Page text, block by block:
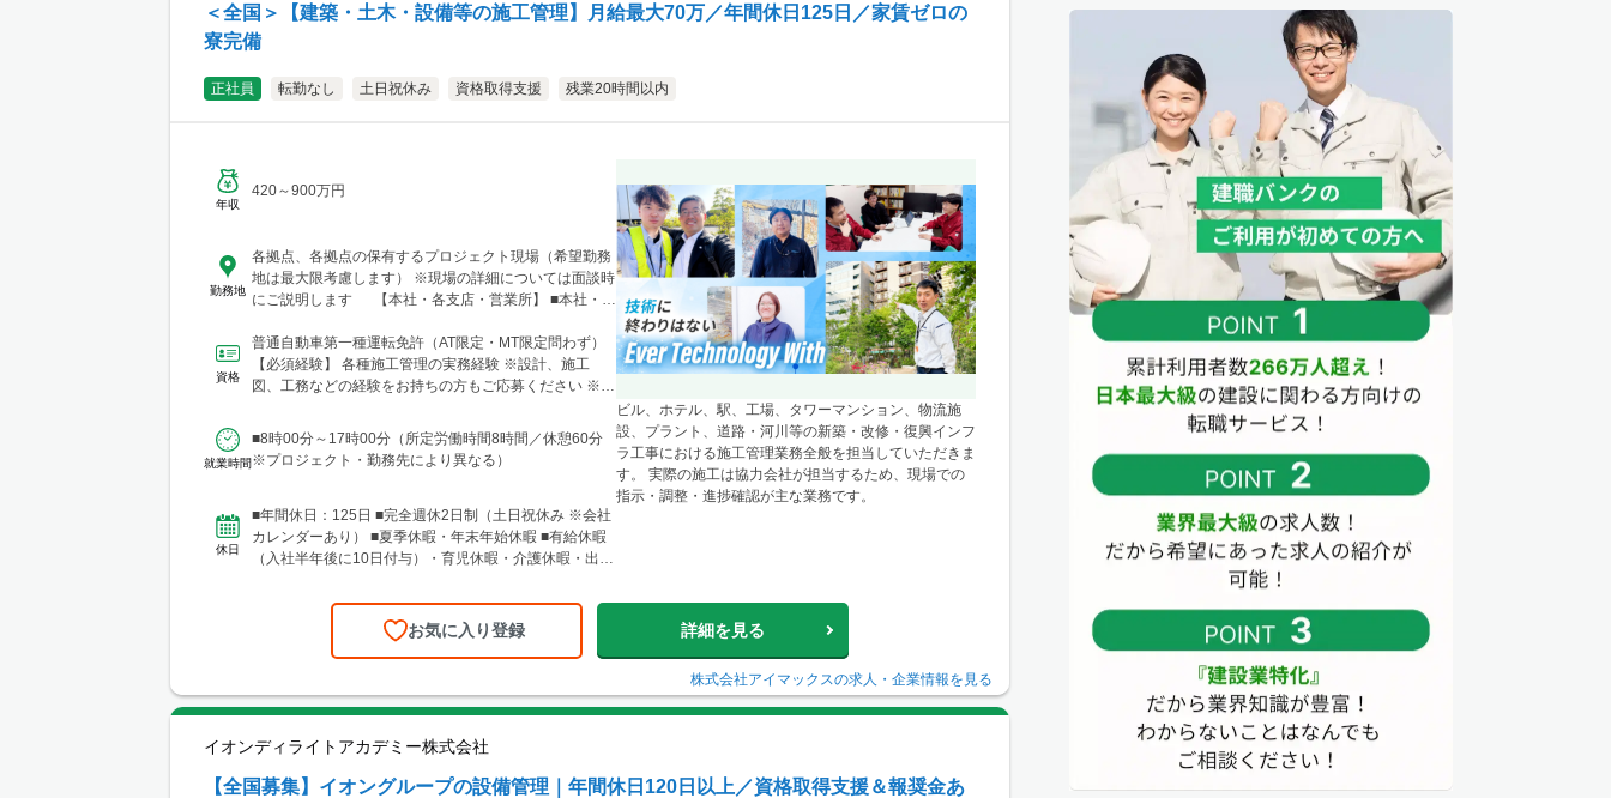
＜全国＞【建築・土木・設備等の施工管理】月給最大70万／年間休日125日／家賃ゼロの
寮完備
正社員 転勤なし 土日祝休み 資格取得支援 残業20時間以内
年収
420～900万円
勤務地
各拠点、各拠点の保有するプロジェクト現場（希望勤務
地は最大限考慮します） ※現場の詳細については面談時
にご説明します 【本社・各支店・営業所】 ■本社・関
テートメナー1055 └アクセス：京王線「新宿駅」から徒
歩5分 ※東京都を中心とした首都圏のほか、栃木・群
馬・茨城・埼玉・山梨・千葉・神奈川などに関東圏内の
区中央1丁目7-4（アーケード内） 宮城商事ビル4F ※宮
城県エリアのほか、青森・岩手・秋田・山形・福島など
に現場あり ■北日本支店 札幌営業所・建設総合技術セ
13 NKエルムビル1F └アクセス：地下鉄「北12条駅」徒
歩3分、JR「札幌駅」徒歩9分 ※札幌を中心とした道央
圏のほか、道南・道東・道北の各地区（小樽・千歳・岩
所 兵庫県神戸市中央区東町122-2 港都ビル8階 └アクセ
ス：「三宮・花時計前駅」から徒歩2分、「三宮駅」か
ら徒歩8分 ※関西、近畿圏を中心としたエリアのほか、
前第3ビル5階10号 └アクセス：阪急電鉄「大阪梅田
良好 ※関西、近畿圏を中心としたエリアのほか、東海・
北陸エリアにも現場あり。
資格
普通自動車第一種運転免許（AT限定・MT限定問わず）
【必須経験】 各種施工管理の実務経験 ※設計、施工
図、工務などの経験をお持ちの方もご応募ください ※経
就業時間
■8時00分～17時00分（所定労働時間8時間／休憩60分
※プロジェクト・勤務先により異なる）
休日
■年間休日：125日 ■完全週休2日制（土日祝休み ※会社
カレンダーあり） ■夏季休暇・年末年始休暇 ■有給休暇
（入社半年後に10日付与）・育児休暇・介護休暇・出張
ビル、ホテル、駅、工場、タワーマンション、物流施
設、プラント、道路・河川等の新築・改修・復興インフ
ラ工事における施工管理業務全般を担当していただきま
す。 実際の施工は協力会社が担当するため、現場での
指示・調整・進捗確認が主な業務です。
お気に入り登録 詳細を見る
株式会社アイマックスの求人・企業情報を見る
イオンディライトアカデミー株式会社
【全国募集】イオングループの設備管理｜年間休日120日以上／資格取得支援＆報奨金あ